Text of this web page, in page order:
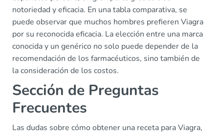
notoriedad y eficacia. En una tabla comparativa, se
puede observar que muchos hombres prefieren Viagra
por su reconocida eficacia. La elección entre una marca
conocida y un genérico no solo puede depender de la
recomendación de los farmacéuticos, sino también de
la consideración de los costos.
Sección de Preguntas
Frecuentes
Las dudas sobre cómo obtener una receta para Viagra,